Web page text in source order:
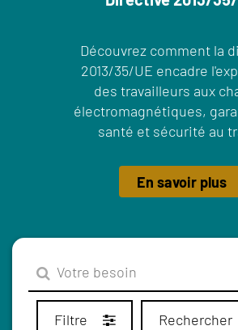
Découvrez comment la
2013/35/UE encadre
des travailleurs aux
électromagnétiques,
santé et sécurité au
En savoir plus
Filtre Rechercher